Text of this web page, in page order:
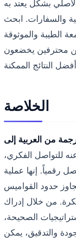
بشكل يعتد به
والسفارات. ابحث
الطيبة والموثوقة
محترفين يخضعون
الخلاصة
من العربية إلى
للتواصل الفكري،
رقمياً. إنها عملية
حدود القواميس
من خلال إدراك
الصحيحة،
والتدقيق، يمكن